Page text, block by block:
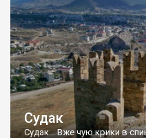
Судак
Судак... Вже чую крики в